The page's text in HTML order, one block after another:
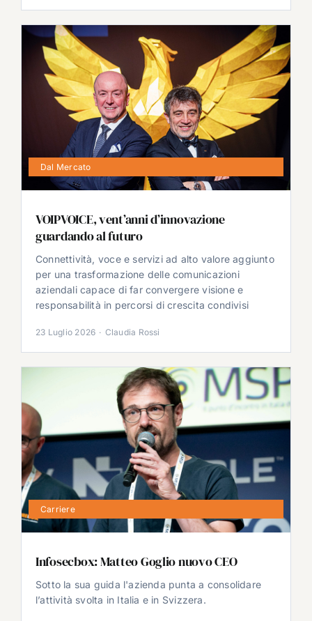
Dal Mercato
VOIPVOICE, vent’anni d’innovazione
guardando al futuro
Connettività, voce e servizi ad alto valore aggiunto
per una trasformazione delle comunicazioni
aziendali capace di far convergere visione e
responsabilità in percorsi di crescita condivisi
23 Luglio 2026 · Claudia Rossi
Carriere
Infosecbox: Matteo Goglio nuovo CEO
Sotto la sua guida l'azienda punta a consolidare
l’attività svolta in Italia e in Svizzera.